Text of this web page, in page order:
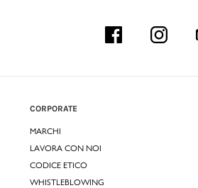
CORPORATE
MARCHI
LAVORA CON NOI
CODICE ETICO
WHISTLEBLOWING